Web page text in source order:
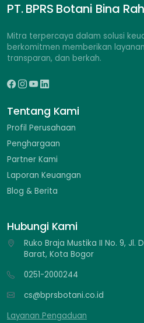
PT. BPRS Botani Bina
Mitra terpercaya dalam solusi
berkomitmen memberikan
transparan, dan berkah.
Tentang Kami
Profil Perusahaan
Penghargaan
Partner Kami
Laporan Keuangan
Blog & Berita
Hubungi Kami
Ruko Braja Mustika II No. 9, Jl.
Barat, Kota Bogor
0251-2000244
cs@bprsbotani.co.id
Layanan Pengaduan